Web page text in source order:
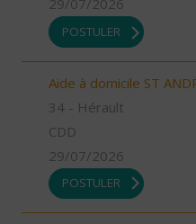
29/07/2026
POSTULER
Aide à domicile ST
34 - Hérault
CDD
29/07/2026
POSTULER